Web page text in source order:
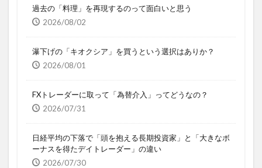
過去の「料理」を再現するのって面白いと思う
2026/08/02
瀑下げの「キオクシア」を買うという選択はありか？
2026/08/01
FXトレーダーに取って「為替介入」ってどうなの？
2026/07/31
日経平均の下落で「頭を抱える長期投資家」と「大きなボ
ーナスを得たデイトレーダー」の違い
2026/07/30